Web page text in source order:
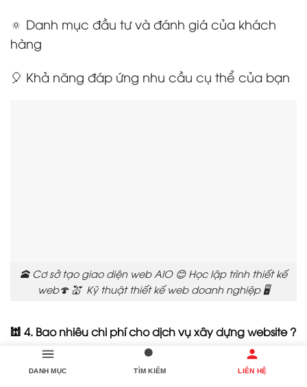
🔅 Danh mục đầu tư và đánh giá của khách
hàng
🎈 Khả năng đáp ứng nhu cầu cụ thể của bạn
🕋 Cơ sở tạo giao diện web AIO 😊 Học lập trình thiết kế
web🍄 💒 Kỹ thuật thiết kế web doanh nghiệp 🖥️
🕍 4. Bao nhiêu chi phí cho dịch vụ xây dựng website ?
🎲 Chi phí xây dựng webcó thể dao động tùy
thuộc vào nhu cầu và yêu cầu cụ thể của
DANH MỤC TÌM KIẾM LIÊN HỆ